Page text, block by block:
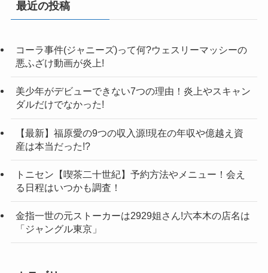
最近の投稿
コーラ事件(ジャニーズ)って何?ウェスリーマッシーの
悪ふざけ動画が炎上!
美少年がデビューできない7つの理由！炎上やスキャン
ダルだけでなかった!
【最新】福原愛の9つの収入源!現在の年収や億越え資
産は本当だった!?
トニセン【喫茶二十世紀】予約方法やメニュー！会え
る日程はいつかも調査！
金指一世の元ストーカーは2929姐さん!六本木の店名は
「ジャングル東京」